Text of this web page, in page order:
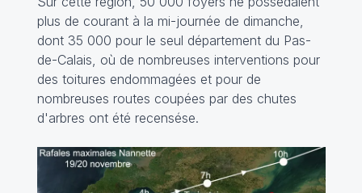
plus de courant à la mi-journée de dimanche,
dont 35 000 pour le seul département du Pas-
de-Calais, où de nombreuses interventions pour
des toitures endommagées et pour de
nombreuses routes coupées par des chutes
d'arbres ont été recensése.